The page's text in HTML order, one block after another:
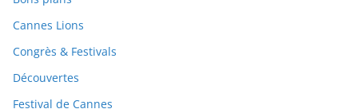
Cannes Lions
Congrès & Festivals
Découvertes
Festival de Cannes